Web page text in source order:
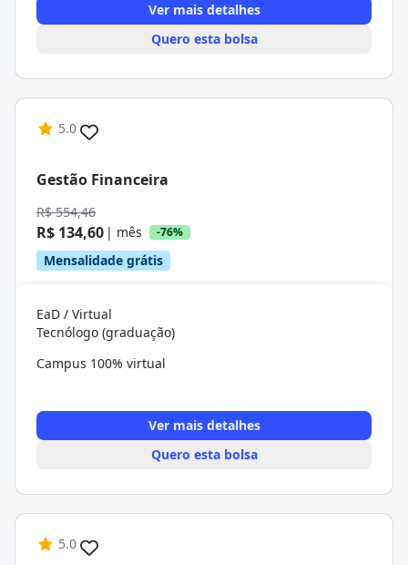
Ver mais detalhes
Quero esta bolsa
5.0
Gestão Financeira
R$ 554,46
R$ 134,60 | mês -76%
Mensalidade grátis
EaD / Virtual
Tecnólogo (graduação)
Campus 100% virtual
Ver mais detalhes
Quero esta bolsa
5.0